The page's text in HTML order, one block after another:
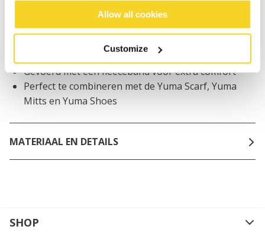
Allow all cookies
Customize
Babymuts met oortjes
Gevoerd met een fleeceband voor extra comfort
Perfect te combineren met de Yuma Scarf, Yuma
Mitts en Yuma Shoes
MATERIAAL EN DETAILS
SHOP